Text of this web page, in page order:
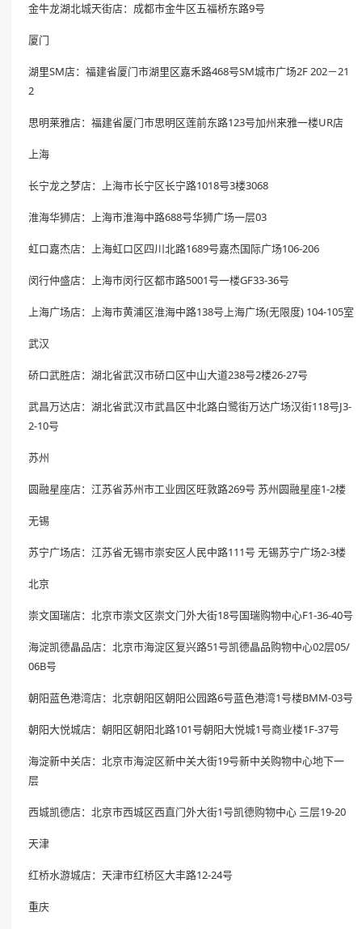
金牛龙湖北城天街店：成都市金牛区五福桥东路9号
厦门
湖里SM店：福建省厦门市湖里区嘉禾路468号SM城市广场2F 202－21
2
思明莱雅店：福建省厦门市思明区莲前东路123号加州来雅一楼UR店
上海
长宁龙之梦店：上海市长宁区长宁路1018号3楼3068
淮海华狮店：上海市淮海中路688号华狮广场一层03
虹口嘉杰店：上海虹口区四川北路1689号嘉杰国际广场106-206
闵行仲盛店：上海市闵行区都市路5001号一楼GF33-36号
上海广场店：上海市黄浦区淮海中路138号上海广场(无限度) 104-105室
武汉
硚口武胜店：湖北省武汉市硚口区中山大道238号2楼26-27号
武昌万达店：湖北省武汉市武昌区中北路白鹭街万达广场汉街118号J3-
2-10号
苏州
圆融星座店：江苏省苏州市工业园区旺敦路269号 苏州圆融星座1-2楼
无锡
苏宁广场店：江苏省无锡市崇安区人民中路111号 无锡苏宁广场2-3楼
北京
崇文国瑞店：北京市崇文区崇文门外大街18号国瑞购物中心F1-36-40号
海淀凯德晶品店：北京市海淀区复兴路51号凯德晶品购物中心02层05/
06B号
朝阳蓝色港湾店：北京朝阳区朝阳公园路6号蓝色港湾1号楼BMM-03号
朝阳大悦城店：朝阳区朝阳北路101号朝阳大悦城1号商业楼1F-37号
海淀新中关店：北京市海淀区新中关大街19号新中关购物中心地下一
层
西城凯德店：北京市西城区西直门外大街1号凯德购物中心 三层19-20
天津
红桥水游城店：天津市红桥区大丰路12-24号
重庆